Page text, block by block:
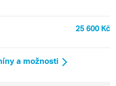
25 600 Kč
a možnosti